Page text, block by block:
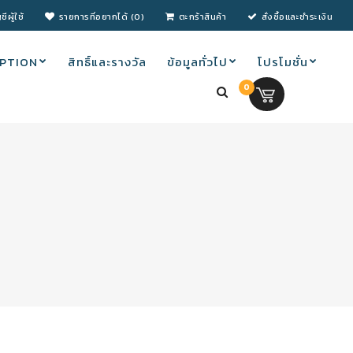
ผู้ใช้ รายการที่อยากได้ (0) ตะกร้าสินค้า สั่งซื้อและชำระเงิน
สิทธิ์และรางวัล ข้อมูลทั่วไป โปรโมชั่น
0